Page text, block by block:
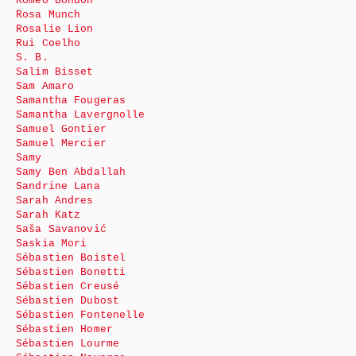
Rosa Munch
Rosalie Lion
Rui Coelho
S. B.
Salim Bisset
Sam Amaro
Samantha Fougeras
Samantha Lavergnolle
Samuel Gontier
Samuel Mercier
Samy
Samy Ben Abdallah
Sandrine Lana
Sarah Andres
Sarah Katz
Saša Savanović
Saskia Mori
Sébastien Boistel
Sébastien Bonetti
Sébastien Creusé
Sébastien Dubost
Sébastien Fontenelle
Sébastien Homer
Sébastien Lourme